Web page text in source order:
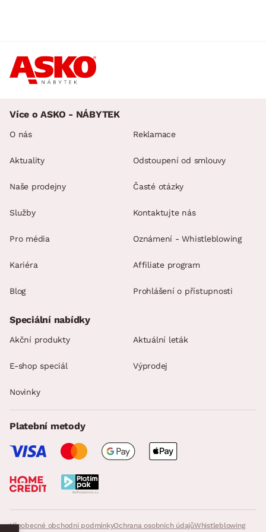
Více o ASKO - NÁBYTEK
O nás
Aktuality
Naše prodejny
Služby
Pro média
Kariéra
Blog
Reklamace
Odstoupení od smlouvy
Časté otázky
Kontaktujte nás
Oznámení - Whistleblowing
Affiliate program
Prohlášení o přístupnosti
Všeobecné obchodní podmínkyOchrana osobních údajůWhistleblowing
Speciální nabídky
Akční produkty Aktuální leták
E-shop speciál Výprodej
Novinky
Platební metody